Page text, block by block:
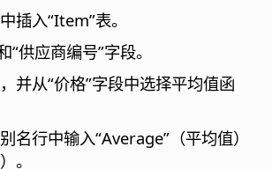
插入“Item”表。
“供应商编号”字段。
并从“价格”字段中选择平均值函
名行中输入“Average”（平均值）
。